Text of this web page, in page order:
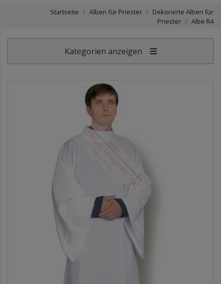
Startseite Alben für Priester
Dekorierte Alben für
Priester
Albe R4
Kategorien anzeigen